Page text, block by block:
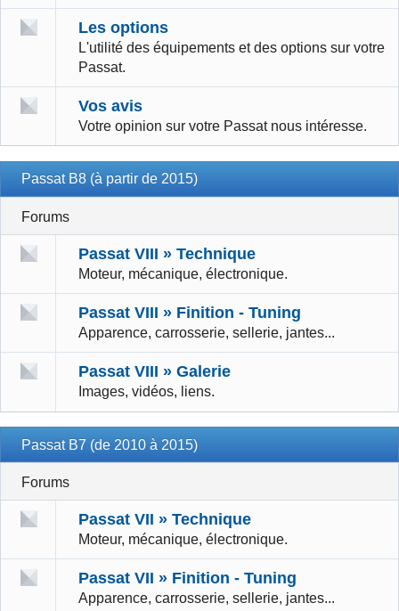
Les options
L'utilité des équipements et des options sur votre
Passat.
Vos avis
Votre opinion sur votre Passat nous intéresse.
Passat B8 (à partir de 2015)
Forums
Passat VIII » Technique
Moteur, mécanique, électronique.
Passat VIII » Finition - Tuning
Apparence, carrosserie, sellerie, jantes...
Passat VIII » Galerie
Images, vidéos, liens.
Passat B7 (de 2010 à 2015)
Forums
Passat VII » Technique
Moteur, mécanique, électronique.
Passat VII » Finition - Tuning
Apparence, carrosserie, sellerie, jantes...